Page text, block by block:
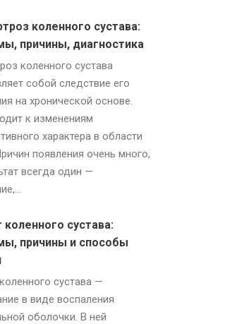
коленного сустава:
причины, диагностика
коленного сустава
собой следствие его
на хронической основе.
к изменениям
характера в области
появления очень много,
всегда один —
коленного сустава:
причины и способы
сустава —
в виде воспаления
оболочки. В ней